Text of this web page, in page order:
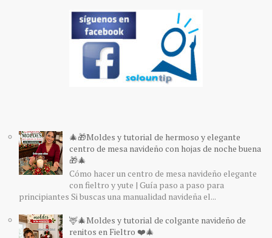
🎄🎁Moldes y tutorial de hermoso y elegante
centro de mesa navideño con hojas de noche buena
🎁🎄
Cómo hacer un centro de mesa navideño elegante
con fieltro y yute | Guía paso a paso para
principiantes Si buscas una manualidad navideña el...
🦌🎄Moldes y tutorial de colgante navideño de
renitos en Fieltro ❤️🎄